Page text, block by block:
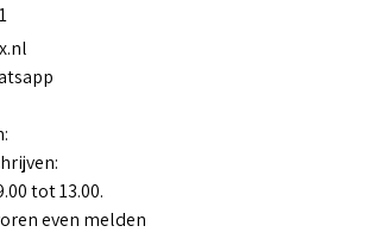
tot 13.00.
even melden